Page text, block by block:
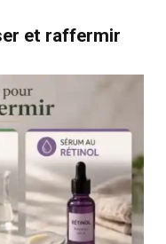
et raffermir